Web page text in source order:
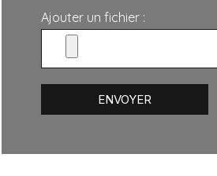
Ajouter un fichier :